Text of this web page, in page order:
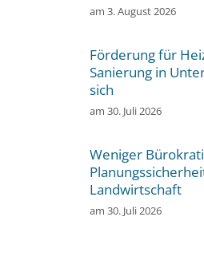
am 3. August 2026
Förderung für
Sanierung in
sich
am 30. Juli 2026
Weniger
Landwirtschaft
am 30. Juli 2026